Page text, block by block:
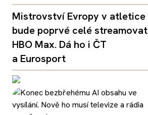
Mistrovství Evropy v atletice
bude poprvé celé streamovat
HBO Max. Dá ho i ČT
a Eurosport